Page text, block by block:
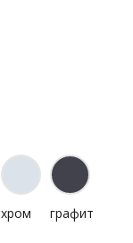
хром графит